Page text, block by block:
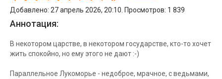
Добавлено: 27 апрель 2026, 20:10. Просмотров: 1 839
Аннотация:
В некотором царстве, в некотором государстве, кто-то хочет
жить спокойно, но ему этого не дают :-)
Параллельное Лукоморье - недоброе, мрачное, с ведьмами,